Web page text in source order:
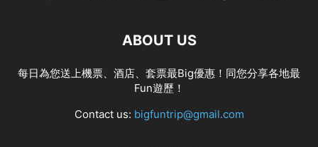
ABOUT US
每日為您送上機票、酒店、套票最Big優惠！同您分享各地最
Fun遊歷！
Contact us: bigfuntrip@gmail.com